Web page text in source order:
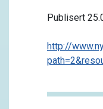
Publisert
http://